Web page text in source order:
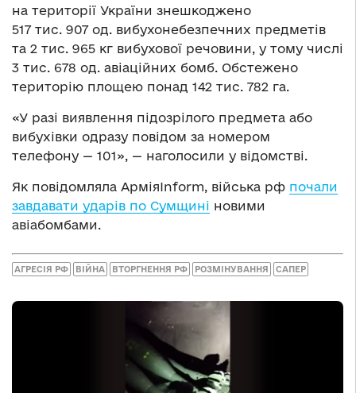
на території України знешкоджено
517 тис. 907 од. вибухонебезпечних предметів
та 2 тис. 965 кг вибухової речовини, у тому числі
3 тис. 678 од. авіаційних бомб. Обстежено
територію площею понад 142 тис. 782 га.
«У разі виявлення підозрілого предмета або
вибухівки одразу повідом за номером
телефону — 101», — наголосили у відомстві.
Як повідомляла АрміяInform, війська рф почали
завдавати ударів по Сумщині новими
авіабомбами.
АГРЕСІЯ РФ ВІЙНА ВТОРГНЕННЯ РФ РОЗМІНУВАННЯ САПЕР